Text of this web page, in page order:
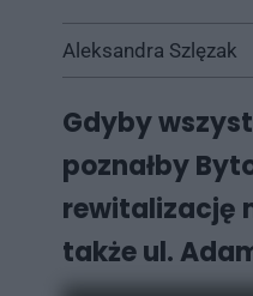
Aleksandra Szlęzak
Gdyby
poznałby
rewitalizację
także ul.